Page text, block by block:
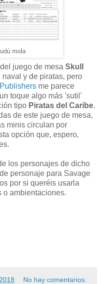
mola
juego de mesa Skull
y de piratas, pero
me parece
toque algo más 'sutil'
tipo Piratas del Caribe.
de este juego de mesa,
minis circulan por
opción que, espero,
los personajes de dicho
personaje para Savage
por si queréis usarla
o ambientaciones.
No hay comentarios: